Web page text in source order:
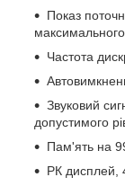
Показ
Частота
Звуковий
допустимого
Пам'ять на
РК дисплей,